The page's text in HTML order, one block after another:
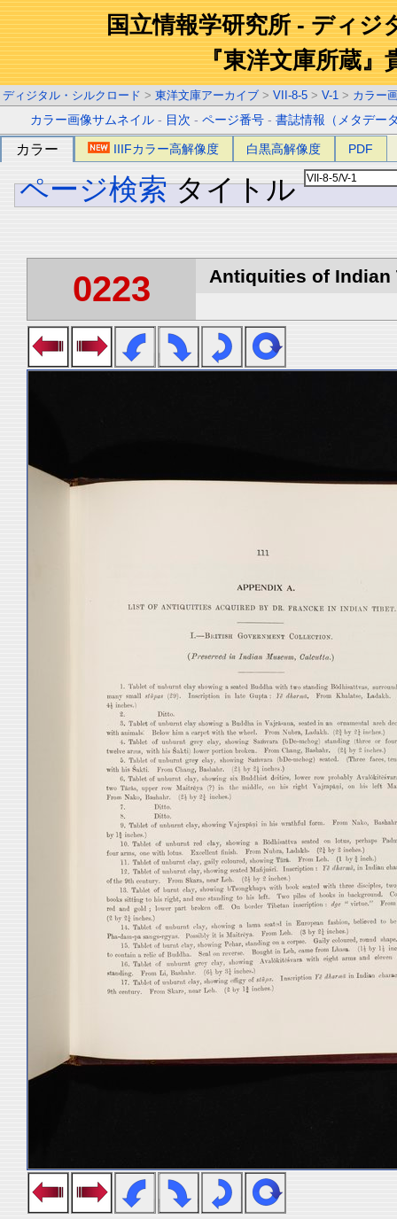
国立情報学研究所 - ディジ
『東洋文庫所蔵』
ディジタル・シルクロード > 東洋文庫アーカイブ > VII-8-5 > V-1 > カラー
カラー画像サムネイル - 目次 -ページ番号 -書誌情報（メタデー
カラー IIIFカラー高解像度 白黒高解像度 PDF
ページ検索 タイトル
0223 Antiquities of Indian